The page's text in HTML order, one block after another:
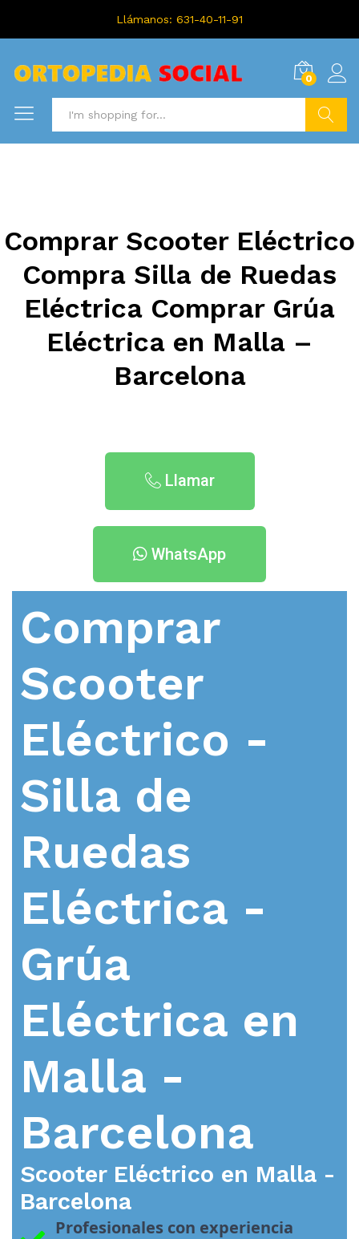
Llámanos: 631-40-11-91
0
Comprar Scooter Eléctrico
Compra Silla de Ruedas
Eléctrica Comprar Grúa
Eléctrica en Malla –
Barcelona
Llamar
WhatsApp
Comprar
Scooter
Eléctrico -
Silla de
Ruedas
Eléctrica -
Grúa
Eléctrica en
Malla -
Barcelona
Scooter Eléctrico en Malla -
Barcelona
Profesionales con experiencia